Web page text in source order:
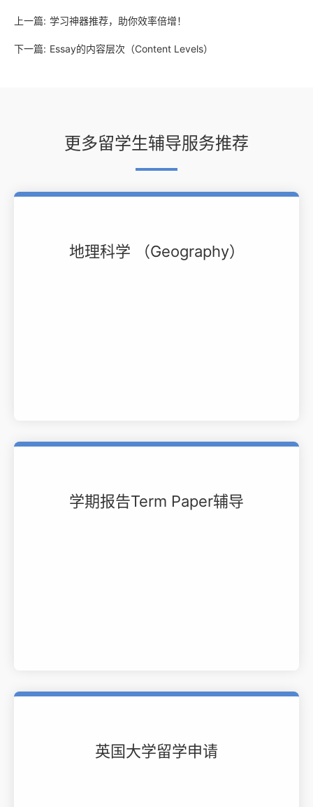
上一篇: 学习神器推荐，助你效率倍增！
下一篇: Essay的内容层次（Content Levels）
更多留学生辅导服务推荐
地理科学 （Geography）
学期报告Term Paper辅导
英国大学留学申请